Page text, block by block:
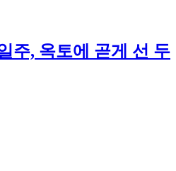
주, 옥토에 곧게 선 두